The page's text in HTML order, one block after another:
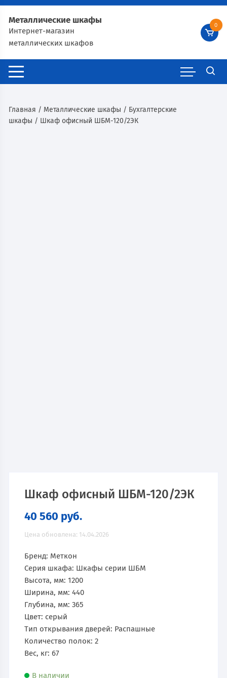
Металлические шкафы
Интернет-магазин
металлических шкафов
0
Главная / Металлические шкафы / Бухгалтерские
шкафы / Шкаф офисный ШБМ-120/2ЭК
Шкаф офисный ШБМ-120/2ЭК
40 560 руб.
Цена обновлена: 14.04.2026
Бренд: Меткон
Серия шкафа: Шкафы серии ШБМ
Высота, мм: 1200
Ширина, мм: 440
Глубина, мм: 365
Цвет: серый
Тип открывания дверей: Распашные
Количество полок: 2
Вес, кг: 67
В наличии